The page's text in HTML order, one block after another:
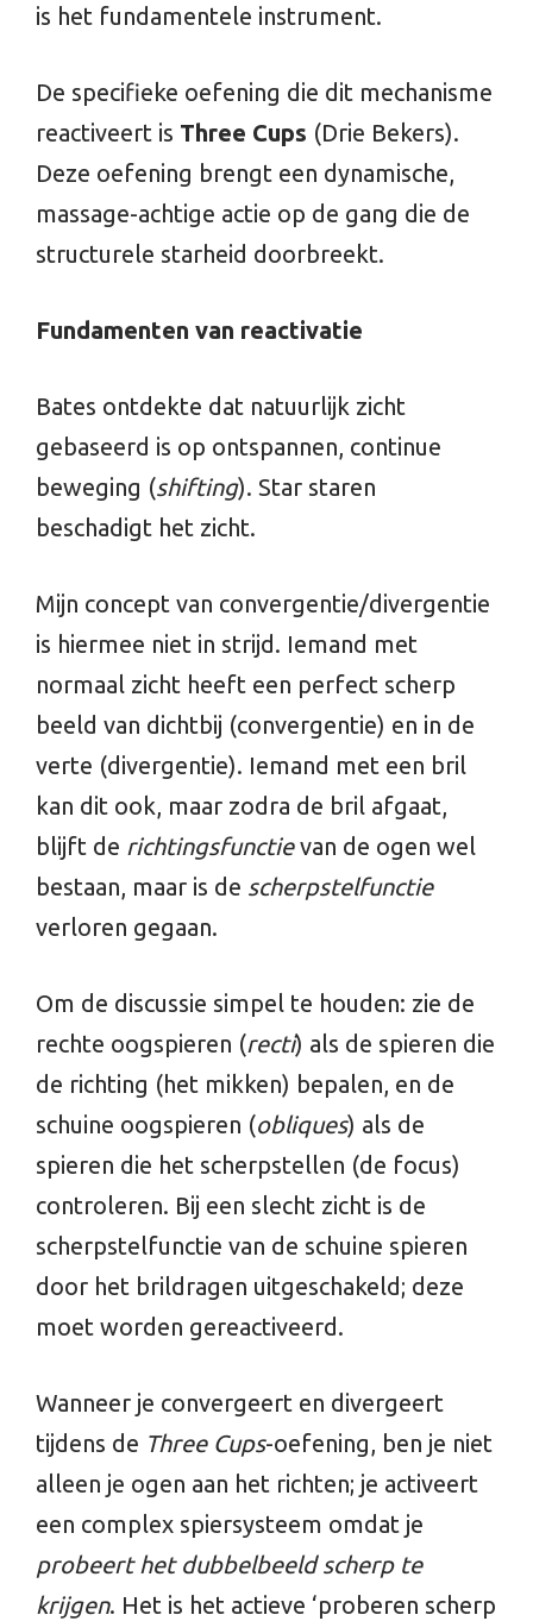
is het fundamentele instrument.
De specifieke oefening die dit mechanisme
reactiveert is Three Cups (Drie Bekers).
Deze oefening brengt een dynamische,
massage-achtige actie op de gang die de
structurele starheid doorbreekt.
Fundamenten van reactivatie
Bates ontdekte dat natuurlijk zicht
gebaseerd is op ontspannen, continue
beweging (shifting). Star staren
beschadigt het zicht.
Mijn concept van convergentie/divergentie
is hiermee niet in strijd. Iemand met
normaal zicht heeft een perfect scherp
beeld van dichtbij (convergentie) en in de
verte (divergentie). Iemand met een bril
kan dit ook, maar zodra de bril afgaat,
blijft de richtingsfunctievan de ogen wel
bestaan, maar is de scherpstelfunctie
verloren gegaan.
Om de discussie simpel te houden: zie de
rechte oogspieren (recti) als de spieren die
de richting (het mikken) bepalen, en de
schuine oogspieren (obliques) als de
spieren die het scherpstellen (de focus)
controleren. Bij een slecht zicht is de
scherpstelfunctie van de schuine spieren
door het brildragen uitgeschakeld; deze
moet worden gereactiveerd.
Wanneer je convergeert en divergeert
tijdens de Three Cups-oefening, ben je niet
alleen je ogen aan het richten; je activeert
een complex spiersysteem omdat je
probeert het dubbelbeeld scherp te
krijgen. Het is het actieve ‘proberen scherp